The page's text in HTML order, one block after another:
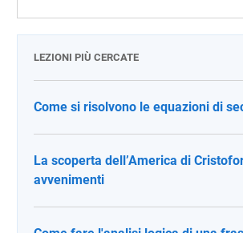
LEZIONI PIÙ CERCATE
Come si risolvono le equazioni di
La scoperta dell’America di
avvenimenti